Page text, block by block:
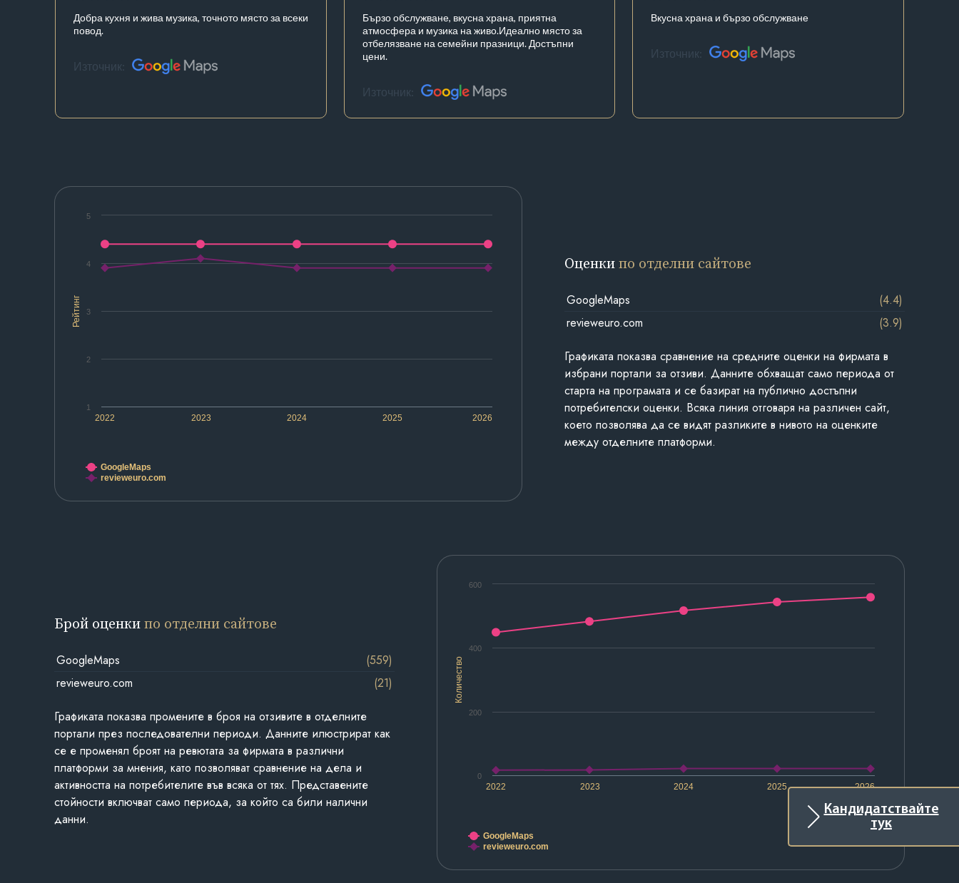
Кандидатствайте
тук
Добра кухня и жива музика, точното място за всеки
повод.
Източник:
Бързо обслужване, вкусна храна, приятна
атмосфера и музика на живо.Идеално място за
отбелязване на семейни празници. Достъпни
цени.
Източник:
Вкусна храна и бързо обслужване
Източник:
Рейтинг
2022 2023 2024 2025 2026
1
2
3
4
5
GoogleMaps
revieweuro.com
Оценкипо отделни сайтове
GoogleMaps
(4.4)
revieweuro.com
(3.9)
Графиката показва сравнение на средните оценки на фирмата в
избрани портали за отзиви. Данните обхващат само периода от
старта на програмата и се базират на публично достъпни
потребителски оценки. Всяка линия отговаря на различен сайт,
което позволява да се видят разликите в нивото на оценките
между отделните платформи.
Количество
2022 2023 2024 2025 2026
0
200
400
600
GoogleMaps
revieweuro.com
Брой оценкипо отделни сайтове
GoogleMaps
(559)
revieweuro.com
(21)
Графиката показва промените в броя на отзивите в отделните
портали през последователни периоди. Данните илюстрират как
се е променял броят на ревютата за фирмата в различни
платформи за мнения, като позволяват сравнение на дела и
активността на потребителите във всяка от тях. Представените
стойности включват само периода, за който са били налични
данни.